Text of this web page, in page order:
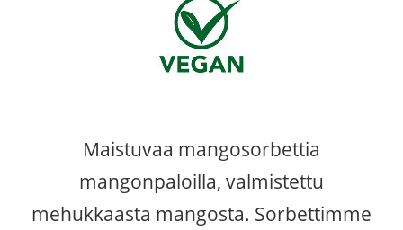
Maistuvaa mangosorbettia
mangonpaloilla, valmistettu
mehukkaasta mangosta. Sorbettimme